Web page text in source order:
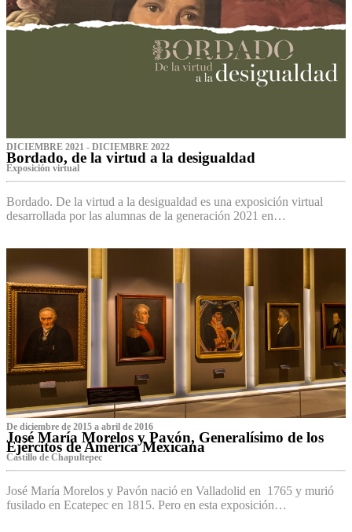
DICIEMBRE 2021 - DICIEMBRE 2022
Bordado, de la virtud a la desigualdad
Exposición virtual‌
Bordado. De la virtud a la desigualdad es una exposición virtual
desarrollada por las alumnas de la generación 2021 en…
De diciembre de 2015 a abril de 2016
José María Morelos y Pavón, Generalísimo de los
Ejércitos de América Mexicana
C‌astillo de Chapultepec
José María Morelos y Pavón nació en Valladolid en 1765 y murió
fusilado en Ecatepec en 1815. Pero en esta exposición…